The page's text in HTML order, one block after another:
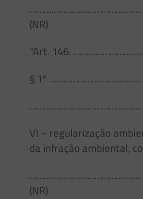
(NR)
“Art. 146.
§ 1º
VI – regularização
da infração ambiental,
(NR)